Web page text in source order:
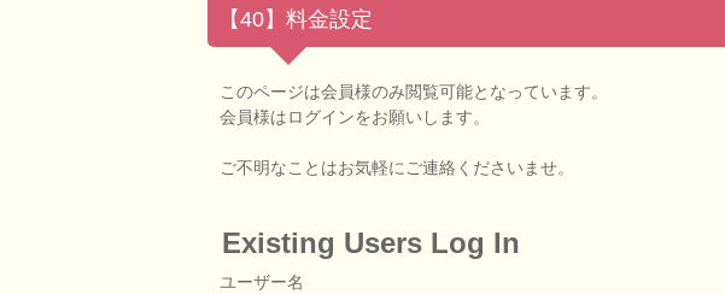
【40】料金設定
このページは会員様のみ閲覧可能となっています。
会員様はログインをお願いします。
ご不明なことはお気軽にご連絡くださいませ。
Existing Users Log In
ユーザー名